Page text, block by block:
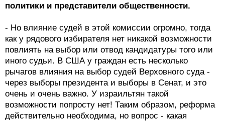
политики и представители общественности.
- Но влияние судей в этой комиссии огромно, тогда
как у рядового избирателя нет никакой возможности
повлиять на выбор или отвод кандидатуры того или
иного судьи. В США у граждан есть несколько
рычагов влияния на выбор судей Верховного суда -
через выборы президента и выборы в Сенат, и это
очень и очень важно. У израильтян такой
возможности попросту нет! Таким образом, реформа
действительно необходима, но вопрос - какая